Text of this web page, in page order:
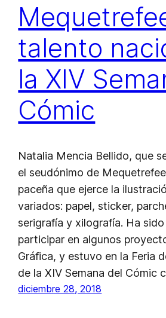
talento
la XIV
Cómic
Natalia Mencia Bellido, que
el seudónimo de
paceña que ejerce la
variados: papel, sticker,
serigrafía y xilografía. Ha
participar en algunos
Gráfica, y estuvo en la Feria
de la XIV Semana del Cómic
diciembre 28, 2018